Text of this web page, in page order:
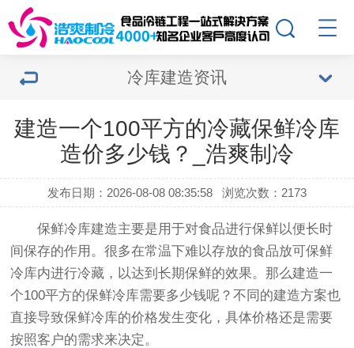
冷库建造资讯
建造一个100平方的冷藏保鲜冷库
造价多少钱？_浩爽制冷
发布日期：2026-08-08 08:35:58 浏览次数：2173
保鲜冷库建造主要是用于对食品进行保鲜以便长时
间保存的作用。很多在常温下难以存放的食品放可保鲜
冷库内进行冷藏，以达到长期保鲜的效果。那么建造一
个100平方的保鲜冷库需要多少钱呢？不同的建造方案也
直接导致保鲜冷库的价格发生变化，具体价格还是需要
按照客户的需求来决定。